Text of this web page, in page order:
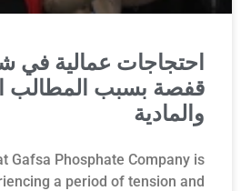
احتجاجات عمالية
قفصة بسبب المطالب
والمادية
Gafsa Phosphate Company is
a period of tension and